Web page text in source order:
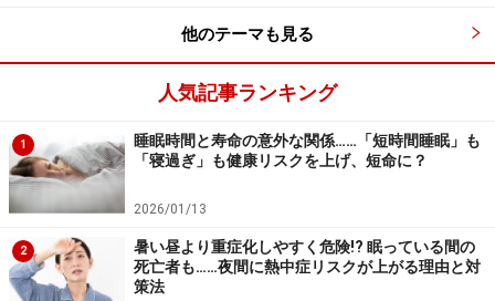
とは実証済みで、20センチの積雪にも耐えられます。災
害がひと段落したら、自治体などでの備蓄を検討してい
【関連サイト】
段ボールベッドの作り方
避難所用ダンボール仕切り「しきる君」
避難所向け段ボールファニチャー
他のテーマも見る
人気記事ランキング
1
睡眠時間と寿命の意外な関係……「短時間睡眠」も
「寝過ぎ」も健康リスクを上げ、短命に？
2026/01/13
2
暑い昼より重症化しやすく危険!? 眠っている間の
死亡者も……夜間に熱中症リスクが上がる理由と対
策法